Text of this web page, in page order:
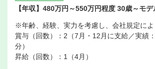
【年収】480万円～550万円程度 30歳～モデ
※年齢、経験、実力を考慮し、会社規定に
賞与（回数）：2（7月・12月に支給／実績
分）
昇給（回数）：1（4月）